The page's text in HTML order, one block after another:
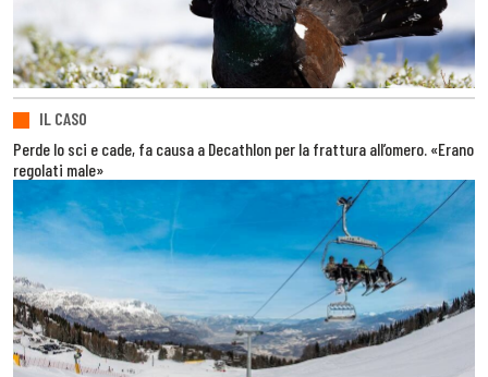
IL CASO
Perde lo sci e cade, fa causa a Decathlon per la frattura all’omero. «Erano
regolati male»